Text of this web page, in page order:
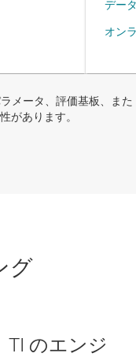
メータ、評価基板、また
があります。
グ
TI のエンジ